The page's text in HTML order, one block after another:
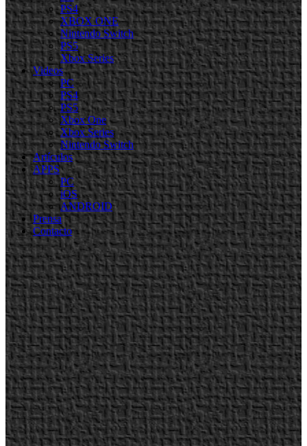
PS4
XBOX ONE
Nintendo Switch
PS5
Xbox Series
Videos
PC
PS4
PS5
Xbox One
Xbox Series
Nintendo Switch
Artículos
APPS
PC
iOS
ANDROID
Prensa
Contacto